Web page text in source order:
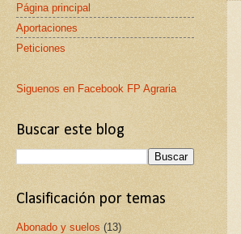
Página principal
Aportaciones
Peticiones
Siguenos en Facebook FP Agraria
Buscar este blog
Clasificación por temas
Abonado y suelos (13)